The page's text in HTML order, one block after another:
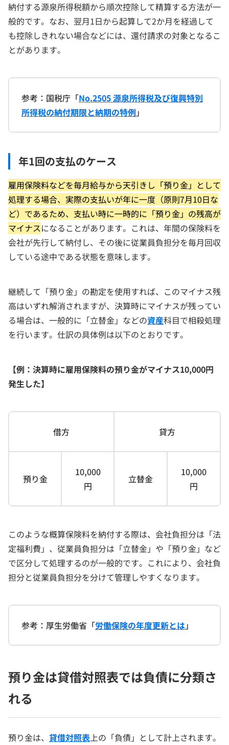
納付する源泉所得税額から順次控除して精算する方法が一
般的です。なお、翌月1日から起算して2か月を経過して
も控除しきれない場合などには、還付請求の対象となるこ
とがあります。
参考：国税庁「No.2505 源泉所得税及び復興特別
所得税の納付期限と納期の特例 」
年1回の支払のケース
雇用保険料などを毎月給与から天引きし「預り金」として
処理する場合、実際の支払いが年に一度（原則7月10日な
ど）であるため、支払い時に一時的に「預り金」の残高が
マイナスになることがあります。これは、年間の保険料を
会社が先行して納付し、その後に従業員負担分を毎月回収
している途中である状態を意味します。
継続して「預り金」の勘定を使用すれば、このマイナス残
高はいずれ解消されますが、決算時にマイナスが残ってい
る場合は、一般的に「立替金」などの資産科目で相殺処理
を行います。仕訳の具体例は以下のとおりです。
【例：決算時に雇用保険料の預り金がマイナス10,000円
発生した】
借方 貸方
預り金
10,000
円
立替金
10,000
円
このような概算保険料を納付する際は、会社負担分は「法
定福利費」、従業員負担分は「立替金」や「預り金」など
で区分して処理するのが一般的です。これにより、会社負
担分と従業員負担分を分けて管理しやすくなります。
参考：厚生労働省「労働保険の年度更新とは」
預り金は貸借対照表では負債に分類さ
れる
預り金は、 貸借対照表上の「負債」として計上されます。